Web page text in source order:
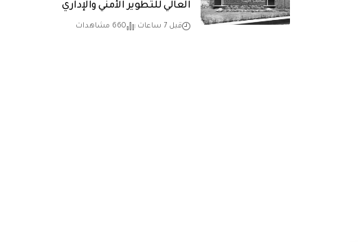
العالي للتطوير الأمني والإداري
قبل 7 ساعات 660 مشاهدات